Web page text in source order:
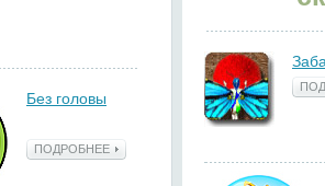
Без головы
ПОДРОБНЕЕ